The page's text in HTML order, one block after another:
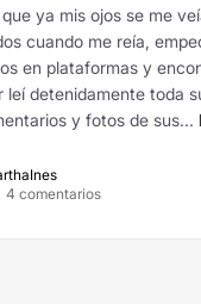
ya mis ojos se me
cuando me reía,
en plataformas y
leí detenidamente toda
y fotos de sus...
4 comentarios